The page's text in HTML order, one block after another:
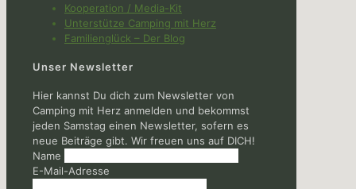
Kooperation / Media-Kit
Unterstütze Camping mit Herz
Familienglück – Der Blog
Unser Newsletter
Hier kannst Du dich zum Newsletter von
Camping mit Herz anmelden und bekommst
jeden Samstag einen Newsletter, sofern es
neue Beiträge gibt. Wir freuen uns auf DICH!
Name
E-Mail-Adresse